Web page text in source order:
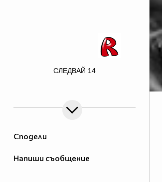
Сподели
Напиши съобщение
СЛЕДВАЙ 14